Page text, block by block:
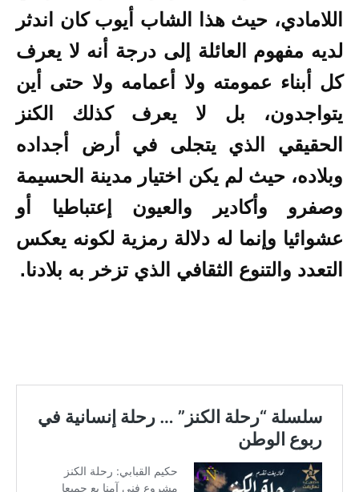
اللامادي، حيث هذا الشاب أيوب كان اندثر
لديه مفهوم العائلة إلى درجة أنه لا يعرف
كل أبناء عمومته ولا أعمامه ولا حتى أين
يتواجدون، بل لا يعرف كذلك الكنز
الحقيقي الذي يتجلى في أرض أجداده
وبلاده، حيث لم يكن اختيار مدينة الحسيمة
وصفرو وأكادير والعيون إعتباطيا أو
عشوائيا وإنما له دلالة رمزية لكونه يعكس
التعدد والتنوع الثقافي الذي تزخر به بلادنا.